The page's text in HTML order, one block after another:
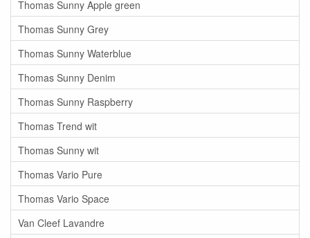
Thomas Sunny Apple green
Thomas Sunny Grey
Thomas Sunny Waterblue
Thomas Sunny Denim
Thomas Sunny Raspberry
Thomas Trend wit
Thomas Sunny wit
Thomas Vario Pure
Thomas Vario Space
Van Cleef Lavandre